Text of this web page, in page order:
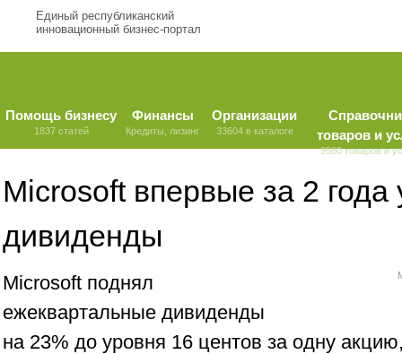
Единый республиканский
инновационный бизнес-портал
Помощь бизнесу
1837 статей
Финансы
Кредиты, лизинг
Организации
33604 в каталоге
товаров и
9580 товаров и
Microsoft впервые за 2 года
дивиденды
Microsoft поднял
ежеквартальные дивиденды
на 23% до уровня 16 центов за одну